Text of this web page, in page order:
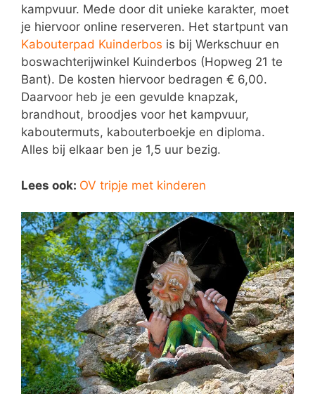
kampvuur. Mede door dit unieke karakter, moet
je hiervoor online reserveren. Het startpunt van
Kabouterpad Kuinderbos is bij Werkschuur en
boswachterijwinkel Kuinderbos (Hopweg 21 te
Bant). De kosten hiervoor bedragen € 6,00.
Daarvoor heb je een gevulde knapzak,
brandhout, broodjes voor het kampvuur,
kaboutermuts, kabouterboekje en diploma.
Alles bij elkaar ben je 1,5 uur bezig.
Lees ook: OV tripje met kinderen